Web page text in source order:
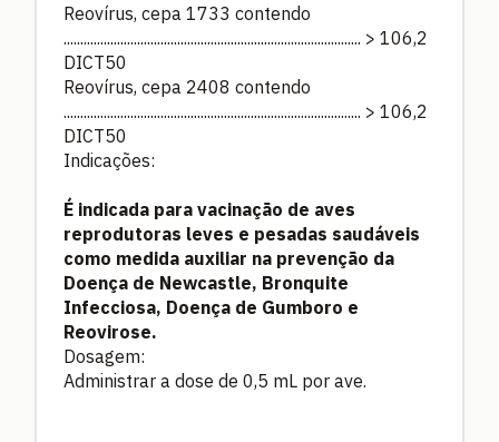
Reovírus, cepa 1733 contendo
......................................................................................... > 106,2
DICT50
Reovírus, cepa 2408 contendo
......................................................................................... > 106,2
DICT50
Indicações:
É indicada para vacinação de aves
reprodutoras leves e pesadas saudáveis
como medida auxiliar na prevenção da
Doença de Newcastle, Bronquite
Infecciosa, Doença de Gumboro e
Reovirose.
Dosagem:
Administrar a dose de 0,5 mL por ave.